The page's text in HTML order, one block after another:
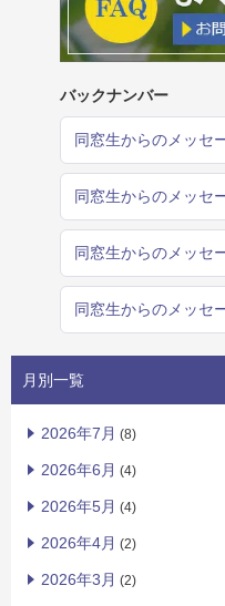
バックナンバー
同窓生からのメッセ
同窓生からのメッセ
同窓生からのメッセ
同窓生からのメッセ
月別一覧
2026年7月 (8)
2026年6月 (4)
2026年5月 (4)
2026年4月 (2)
2026年3月 (2)